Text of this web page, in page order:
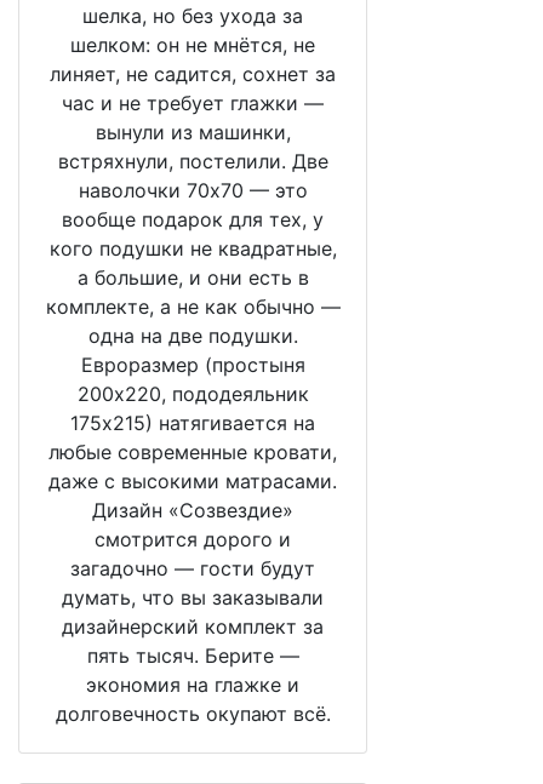
шелка, но без ухода за
шелком: он не мнётся, не
линяет, не садится, сохнет за
час и не требует глажки —
вынули из машинки,
встряхнули, постелили. Две
наволочки 70х70 — это
вообще подарок для тех, у
кого подушки не квадратные,
а большие, и они есть в
комплекте, а не как обычно —
одна на две подушки.
Евроразмер (простыня
200х220, пододеяльник
175х215) натягивается на
любые современные кровати,
даже с высокими матрасами.
Дизайн «Созвездие»
смотрится дорого и
загадочно — гости будут
думать, что вы заказывали
дизайнерский комплект за
пять тысяч. Берите —
экономия на глажке и
долговечность окупают всё.